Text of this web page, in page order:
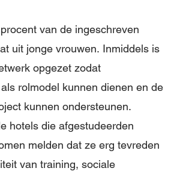
van de ingeschreven
uit jonge vrouwen. Inmiddels is
opgezet zodat
rolmodel kunnen dienen en de
kunnen ondersteunen.
hotels die afgestudeerden
melden dat ze erg tevreden
van training, sociale